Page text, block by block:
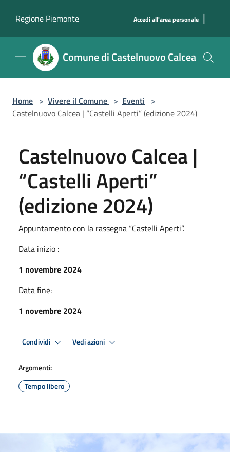
Regione Piemonte
Accedi all'area personale |
Comune di Castelnuovo Calcea
Home > Vivere il Comune > Eventi >
Castelnuovo Calcea | “Castelli Aperti” (edizione 2024)
Castelnuovo Calcea |
“Castelli Aperti”
(edizione 2024)
Appuntamento con la rassegna “Castelli Aperti”.
Data inizio :
1 novembre 2024
Data fine:
1 novembre 2024
Condividi Vedi azioni
Argomenti:
Tempo libero